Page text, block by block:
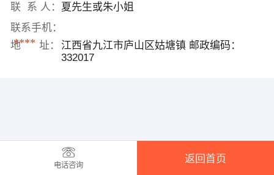
联 系 人： 夏先生或朱小姐
联系手机：
****
地 址：
江西省九江市庐山区姑塘镇 邮政编码：
332017
电话咨询
返回首页